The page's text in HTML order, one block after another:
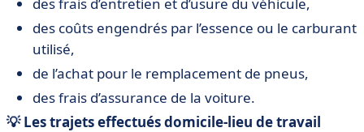
des coûts engendrés par l’essence ou le carburant
utilisé,
de l’achat pour le remplacement de pneus,
des frais d’assurance de la voiture.
💡 Les trajets effectués domicile-lieu de travail